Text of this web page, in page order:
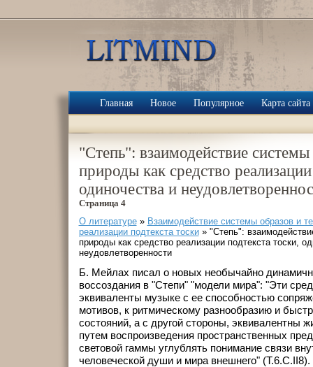
Главная Новое Популярное Карта сайта
"Степь": взаимодействие
природы как средство
одиночества и
Страница 4
О литературе» Взаимодействие системы образов и
реализации подтекста тоски» "Степь":
природы как средство реализации подтекста тоски,
неудовлетворенности
Б. Мейлах писал о новых необычайно
воссоздания в "Степи" "модели мира": "Эти
эквиваленты музыке с ее способностью
мотивов, к ритмическому разнообразию и
состояний, а с другой стороны, эквивалентны
путем воспроизведения пространственных
световой гаммы углублять понимание связи
человеческой души и мира внешнего" (T.6.C.II8).